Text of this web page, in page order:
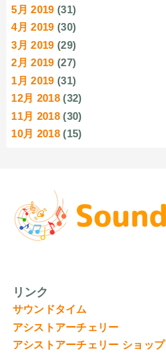
5月 2019 (31)
4月 2019 (30)
3月 2019 (29)
2月 2019 (27)
1月 2019 (31)
12月 2018 (32)
11月 2018 (30)
10月 2018 (15)
リンク
サウンドタイム
アシストアーチェリー
アシストアーチェリー ショップ